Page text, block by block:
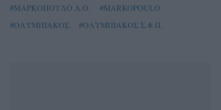
#ΜΑΡΚΟΠΟΥΛΟ Α.Ο.
#MARKOPOULO
#ΟΛΥΜΠΙΑΚΟΣ
#ΟΛΥΜΠΙΑΚΟΣ Σ.Φ.Π.